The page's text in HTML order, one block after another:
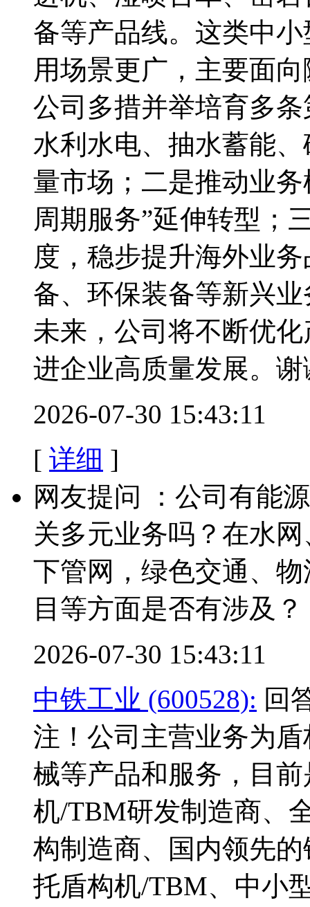
备等产品线。这类中
用场景更广，主要面
公司多措并举培育多
水利水电、抽水蓄能
量市场；二是推动业
周期服务”延伸转型；
度，稳步提升海外业
备、环保装备等新兴
未来，公司将不断优
进企业高质量发展。谢
2026-07-30 15:43:11
[ 详细 ]
网友提问 ：公司有能
关多元业务吗？在水
下管网，绿色交通、
目等方面是否有涉及？
2026-07-30 15:43:11
中铁工业 (600528): 回
注！公司主营业务为
械等产品和服务，目
机/TBM研发制造商、
构制造商、国内领先
托盾构机/TBM、中小